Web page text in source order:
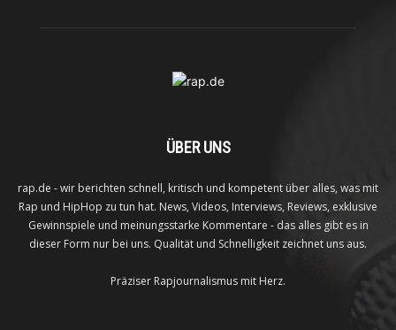
ÜBER UNS
rap.de - wir berichten schnell, kritisch und kompetent über alles, was mit
Rap und HipHop zu tun hat. News, Videos, Interviews, Reviews, exklusive
Gewinnspiele und meinungsstarke Kommentare - das alles gibt es in
dieser Form nur bei uns. Qualität und Schnelligkeit zeichnet uns aus.
Präziser Rapjournalismus mit Herz.